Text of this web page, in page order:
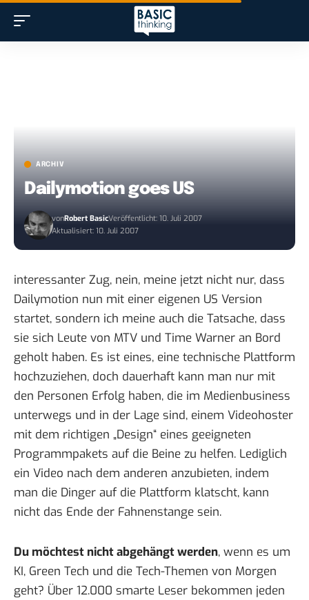
ARCHIV
Dailymotion goes US
vonRobert BasicVeröffentlicht: 10. Juli 2007
Aktualisiert: 10. Juli 2007
interessanter Zug, nein, meine jetzt nicht nur, dass
Dailymotion nun mit einer eigenen US Version
startet, sondern ich meine auch die Tatsache, dass
sie sich Leute von MTV und Time Warner an Bord
geholt haben. Es ist eines, eine technische Plattform
hochzuziehen, doch dauerhaft kann man nur mit
den Personen Erfolg haben, die im Medienbusiness
unterwegs und in der Lage sind, einem Videohoster
mit dem richtigen „Design“ eines geeigneten
Programmpakets auf die Beine zu helfen. Lediglich
ein Video nach dem anderen anzubieten, indem
man die Dinger auf die Plattform klatscht, kann
nicht das Ende der Fahnenstange sein.
Du möchtest nicht abgehängt werden, wenn es um
KI, Green Tech und die Tech-Themen von Morgen
geht? Über 12.000 smarte Leser bekommen jeden